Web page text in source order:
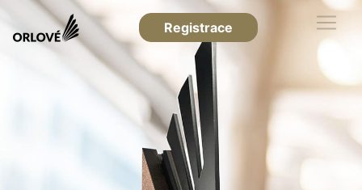
Registrace